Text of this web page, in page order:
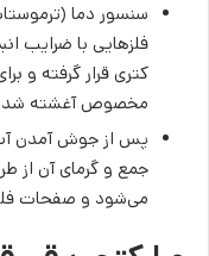
سنسور دما
فلزهایی با ضرایب
کتری قرار گرفته و
مخصوص آغشته
پس از جوش آمدن
جمع و گرمای آن از
می­‌شود و صفحات